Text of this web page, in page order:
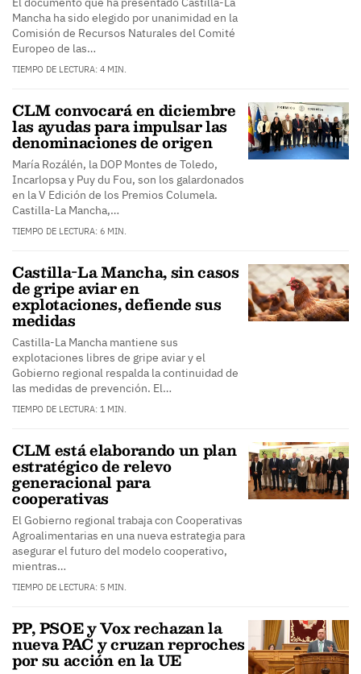
Mancha ha sido elegido por unanimidad en la
Comisión de Recursos Naturales del Comité
Europeo de las…
TIEMPO DE LECTURA: 4 MIN.
CLM convocará en diciembre
las ayudas para impulsar las
denominaciones de origen
María Rozálén, la DOP Montes de Toledo,
Incarlopsa y Puy du Fou, son los galardonados
en la V Edición de los Premios Columela.
Castilla-La Mancha,…
TIEMPO DE LECTURA: 6 MIN.
Castilla-La Mancha, sin casos
de gripe aviar en
explotaciones, defiende sus
medidas
Castilla-La Mancha mantiene sus
explotaciones libres de gripe aviar y el
Gobierno regional respalda la continuidad de
las medidas de prevención. El…
TIEMPO DE LECTURA: 1 MIN.
CLM está elaborando un plan
estratégico de relevo
generacional para
cooperativas
El Gobierno regional trabaja con Cooperativas
Agroalimentarias en una nueva estrategia para
asegurar el futuro del modelo cooperativo,
mientras…
TIEMPO DE LECTURA: 5 MIN.
PP, PSOE y Vox rechazan la
nueva PAC y cruzan reproches
por su acción en la UE